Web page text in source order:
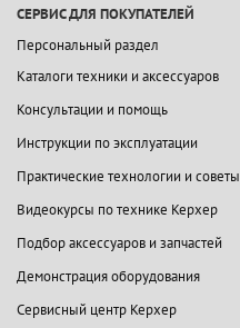
СЕРВИС ДЛЯ ПОКУПАТЕЛЕЙ
Персональный раздел
Каталоги техники и аксессуаров
Консультации и помощь
Инструкции по эксплуатации
Практические технологии и советы
Видеокурсы по технике Керхер
Подбор аксессуаров и запчастей
Демонстрация оборудования
Сервисный центр Керхер